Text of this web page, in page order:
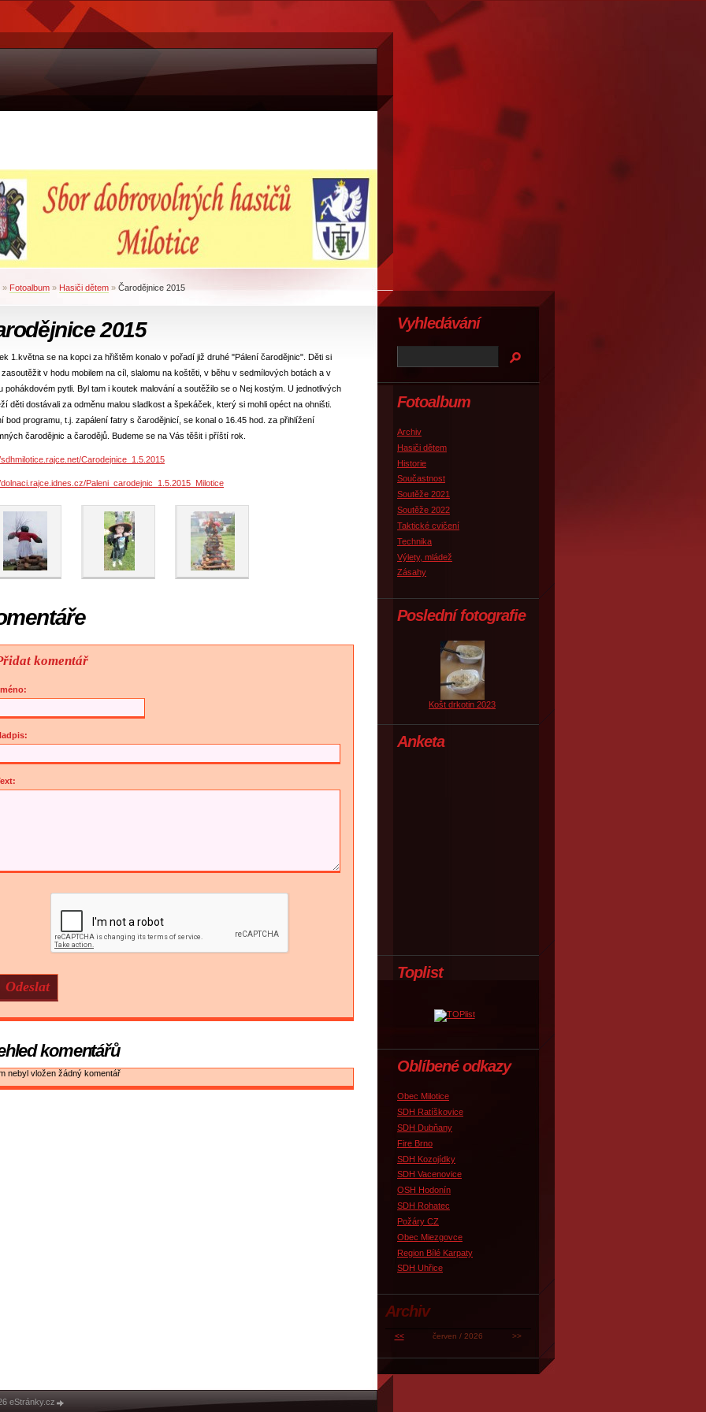
» Fotoalbum » Hasiči dětem » Čarodějnice 2015
2015
1.května se na kopci za hřištěm konalo v pořadí již druhé "Pálení čarodějnic". Děti si
zasoutěžit v hodu mobilem na cíl, slalomu na koštěti, v běhu v sedmílových botách a v
pohákdovém pytli. Byl tam i koutek malování a soutěžilo se o Nej kostým. U jednotlivých
děti dostávali za odměnu malou sladkost a špekáček, který si mohli opéct na ohništi.
bod programu, t.j. zapálení fatry s čarodějnicí, se konal o 16.45 hod. za přihlížení
čarodějnic a čarodějů. Budeme se na Vás těšit i příští rok.
Carodejnice_1.5.2015
Paleni_carodejnic_1.5.2015_Milotice
komentář
komentářů
nebyl vložen žádný komentář
Fotoalbum
Archiv
Hasiči dětem
Historie
Součastnost
Soutěže 2021
Soutěže 2022
Taktické cvičení
Technika
Výlety, mládež
Zásahy
Poslední fotografie
Košt drkotin 2023
Anketa
Toplist
Oblíbené odkazy
Obec Milotice
SDH Ratíškovice
SDH Dubňany
Fire Brno
SDH Kozojídky
SDH Vacenovice
OSH Hodonín
SDH Rohatec
Požáry CZ
Obec Miezgovce
Region Bílé Karpaty
SDH Uhřice
Vyhledávání
Archiv
<< červen / 2026 >>
eStránky.cz